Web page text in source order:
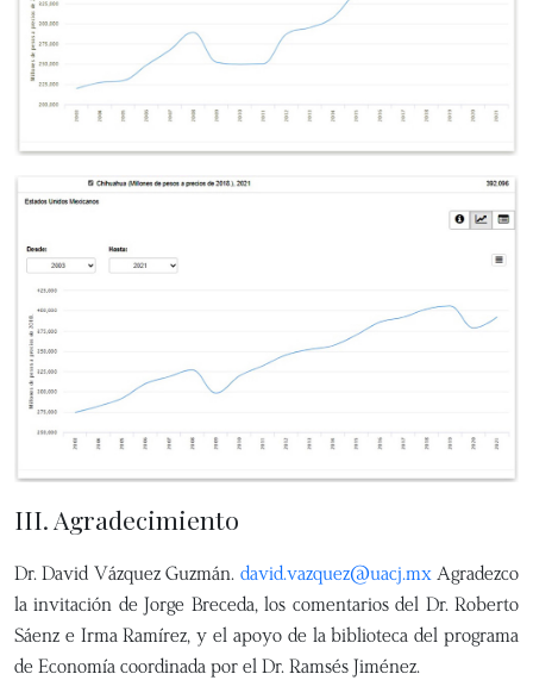
III. Agradecimiento
Dr. David Vázquez Guzmán. david.vazquez@uacj.mxAgradezco
la invitación de Jorge Breceda, los comentarios del Dr. Roberto
Sáenz e Irma Ramírez, y el apoyo de la biblioteca del programa
de Economía coordinada por el Dr. Ramsés Jiménez.